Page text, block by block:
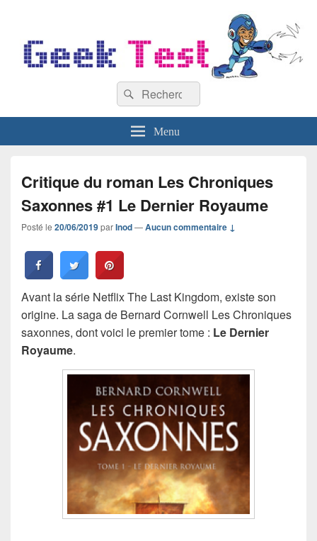
Recherche :
Rechercher
Menu
Critique du roman Les Chroniques
Saxonnes #1 Le Dernier Royaume
Posté le 20/06/2019parInod—Aucun commentaire ↓
Avant la série Netflix The Last Kingdom, existe son
origine. La saga de Bernard Cornwell Les Chroniques
saxonnes, dont voici le premier tome : Le Dernier
Royaume.